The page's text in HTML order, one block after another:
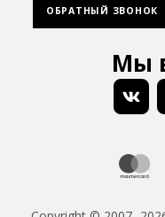
ОБРАТНЫЙ ЗВОНОК
Мы